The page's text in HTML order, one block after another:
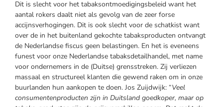
Dit is slecht voor het tabaksontmoedigingsbeleid want het
aantal rokers daalt niet als gevolg van de zeer forse
accijnsverhogingen. Dit is ook slecht voor de schatkist want
over de in het buitenland gekochte tabaksproducten ontvangt
de Nederlandse fiscus geen belastingen. En het is eveneens
funest voor onze Nederlandse tabaksdetailhandel, met name
voor ondernemers in de (Duitse) grensstreken. Zij verliezen
massaal en structureel klanten die gewend raken om in onze
buurlanden hun aankopen te doen. Jos Zuijdwijk: “Veel
consumentenproducten zijn in Duitsland goedkoper, maar op